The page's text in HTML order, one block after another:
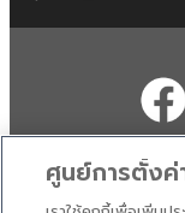
ศูนย์การตั้งค่